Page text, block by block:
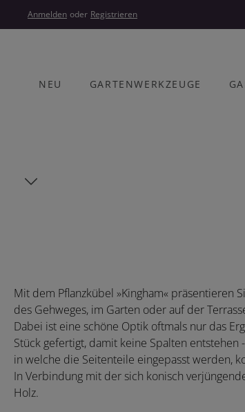
Hauptinhalt springen
Zur Hauptnavigation springen
Anmelden oder Registrieren
NEU GARTENWERKZEUGE
Bildergalerie überspringen
Mit dem Pflanzkübel »Kingham« präsentieren
des Gehweges, im Garten oder auf der
Dabei ist eine schöne Optik oftmals nur das
Stück gefertigt, damit keine Spalten
in welche die Seitenteile eingepasst werden,
In Verbindung mit der sich konisch
Holz.